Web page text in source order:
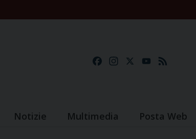
FacebookInstagramYouTube
Notizie Multimedia Posta Web